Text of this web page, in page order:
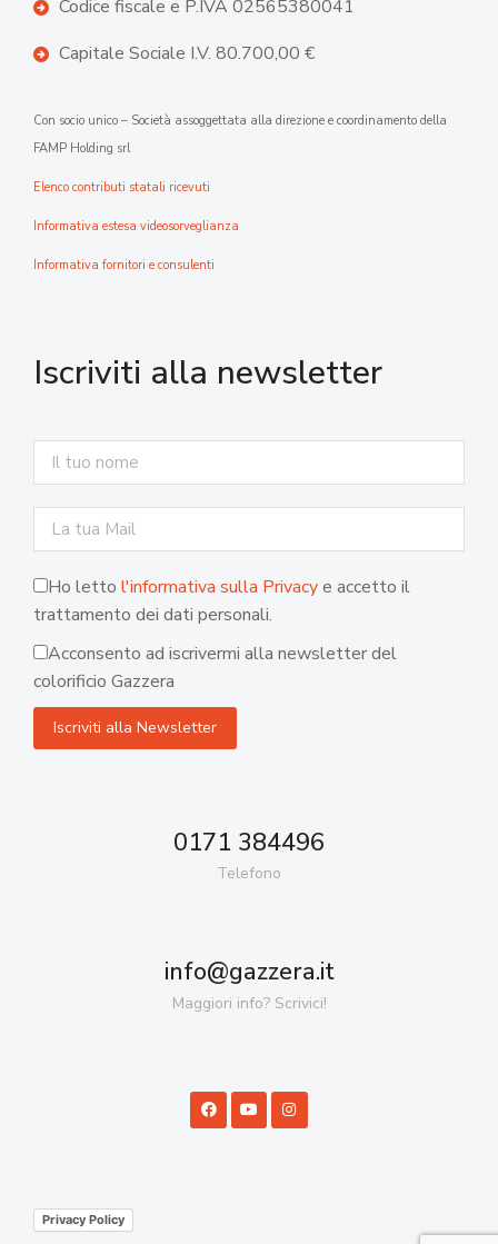
Codice fiscale e P.IVA 02565380041
Capitale Sociale I.V. 80.700,00 €
Con socio unico – Società assoggettata alla direzione e coordinamento della
FAMP Holding srl
Elenco contributi statali ricevuti
Informativa estesa videosorveglianza
Informativa fornitori e consulenti
Iscriviti alla newsletter
Ho letto l'informativa sulla Privacye accetto il
trattamento dei dati personali.
Acconsento ad iscrivermi alla newsletter del
colorificio Gazzera
0171 384496
Telefono
info@gazzera.it
Maggiori info? Scrivici!
Privacy Policy